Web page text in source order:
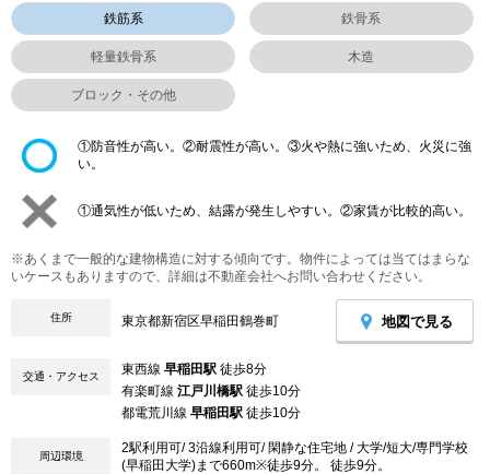
鉄筋系 鉄骨系
軽量鉄骨系 木造
ブロック・その他
①防音性が高い。②耐震性が高い。③火や熱に強いため、火災に強
い。
①通気性が低いため、結露が発生しやすい。②家賃が比較的高い。
※あくまで一般的な建物構造に対する傾向です。物件によっては当てはまらな
いケースもありますので、詳細は不動産会社へお問い合わせください。
住所 東京都新宿区早稲田鶴巻町 地図で見る
交通・アクセス 東西線 早稲田駅 徒歩8分
有楽町線 江戸川橋駅 徒歩10分
都電荒川線 早稲田駅 徒歩10分
周辺環境
2駅利用可/ 3沿線利用可/ 閑静な住宅地 / 大学/短大/専門学校
(早稲田大学)まで660m※徒歩9分。 徒歩9分。